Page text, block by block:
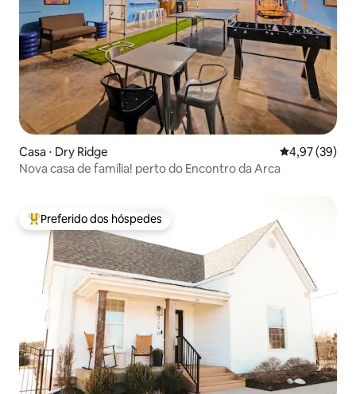
Casa ⋅ Dry Ridge 4,97 de uma
4,97 (39)
Nova casa de família! perto do Encontro da Arca
Entre os melhores preferidos dos hóspedes
Preferido dos hóspedes